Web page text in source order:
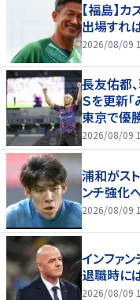
【福島】
出場すれ
2026/08/09
長友佑都
Ｓを更新
東京で優
2026/08/09
浦和がス
ンチ強化
2026/08/09
インファ
退職時に
2026/08/09